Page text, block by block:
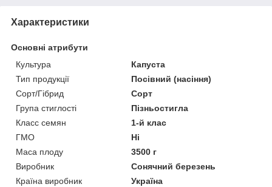
Характеристики
Основні атрибути
Культура
Капуста
Тип продукції
Посівний (насіння)
Сорт/Гібрид
Сорт
Група стиглості
Пізньостигла
Класс семян
1-й клас
ГМО
Ні
Маса плоду
3500 г
Виробник
Сонячний березень
Країна виробник
Україна